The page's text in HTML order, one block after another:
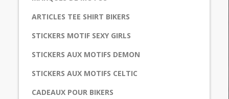
ARTICLES TEE SHIRT BIKERS
STICKERS MOTIF SEXY GIRLS
STICKERS AUX MOTIFS DEMON
STICKERS AUX MOTIFS CELTIC
CADEAUX POUR BIKERS